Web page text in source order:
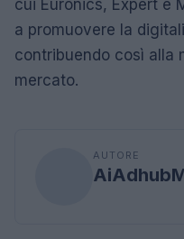
cui Euronics, Expert e
a promuovere la
contribuendo così alla
mercato.
AUTORE